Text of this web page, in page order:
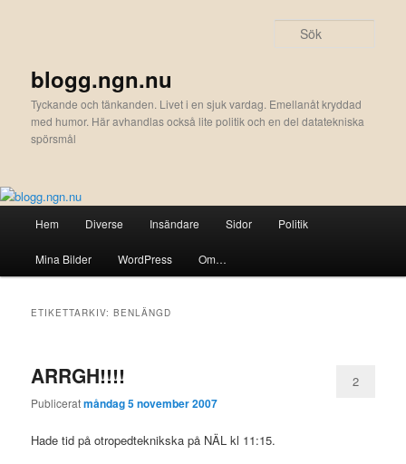
blogg.ngn.nu
Tyckande och tänkanden. Livet i en sjuk vardag. Emellanåt kryddad
med humor. Här avhandlas också lite politik och en del datatekniska
spörsmål
Hem Diverse Insändare Sidor Politik
Mina Bilder WordPress Om…
ETIKETTARKIV:BENLÄNGD
ARRGH!!!!
Publiceratmåndag 5 november 2007
2
Hade tid på otropedteknikska på NÄL kl 11:15.